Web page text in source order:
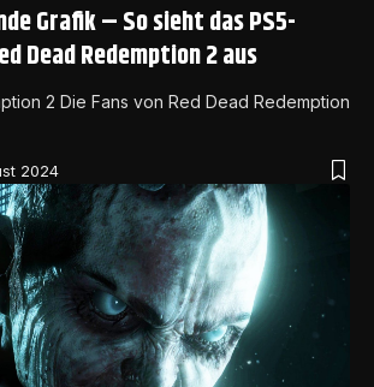
Grafik – So sieht das PS5-
Dead Redemption 2 aus
2 Die Fans von Red Dead Redemption
2024